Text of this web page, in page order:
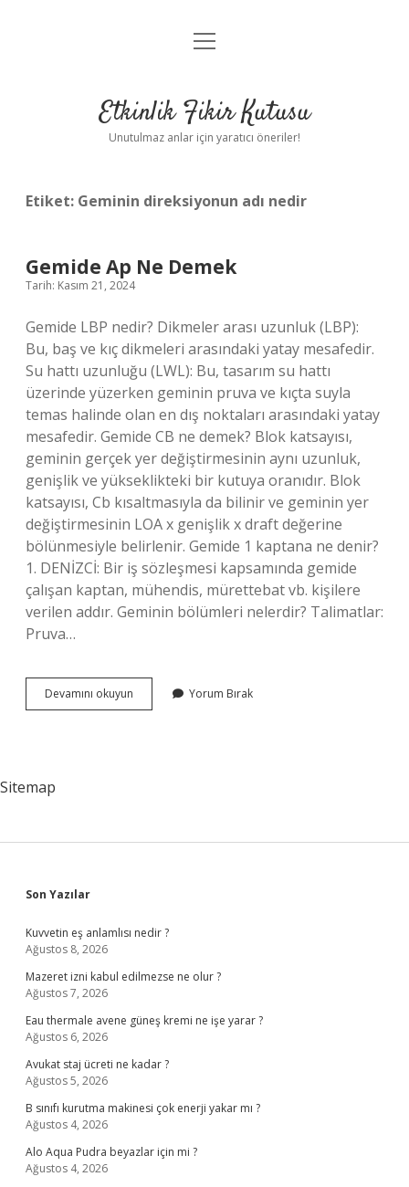
Anasayfa
Yasal Uyarı
menüyü
Etkinlik Fikir Kutusu
Unutulmaz anlar için yaratıcı öneriler!
Etiket: Geminin direksiyonun adı nedir
Gemide Ap Ne Demek
Tarih: Kasım 21, 2024
Gemide LBP nedir? Dikmeler arası uzunluk (LBP):
Bu, baş ve kıç dikmeleri arasındaki yatay mesafedir.
Su hattı uzunluğu (LWL): Bu, tasarım su hattı
üzerinde yüzerken geminin pruva ve kıçta suyla
temas halinde olan en dış noktaları arasındaki yatay
mesafedir. Gemide CB ne demek? Blok katsayısı,
geminin gerçek yer değiştirmesinin aynı uzunluk,
genişlik ve yükseklikteki bir kutuya oranıdır. Blok
katsayısı, Cb kısaltmasıyla da bilinir ve geminin yer
değiştirmesinin LOA x genişlik x draft değerine
bölünmesiyle belirlenir. Gemide 1 kaptana ne denir?
1. DENİZCİ: Bir iş sözleşmesi kapsamında gemide
çalışan kaptan, mühendis, mürettebat vb. kişilere
verilen addır. Geminin bölümleri nelerdir? Talimatlar:
Pruva…
Devamını okuyun Gemide
Ap
Yorum Bırak
Sitemap
Sidebar
Son Yazılar
Kuvvetin eş anlamlısı nedir ?
Ağustos 8, 2026
Mazeret izni kabul edilmezse ne olur ?
Ağustos 7, 2026
Eau thermale avene güneş kremi ne işe yarar ?
Ağustos 6, 2026
Avukat staj ücreti ne kadar ?
Ağustos 5, 2026
B sınıfı kurutma makinesi çok enerji yakar mı ?
Ağustos 4, 2026
Alo Aqua Pudra beyazlar için mi ?
Ağustos 4, 2026